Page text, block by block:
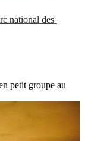
national des
petit groupe au